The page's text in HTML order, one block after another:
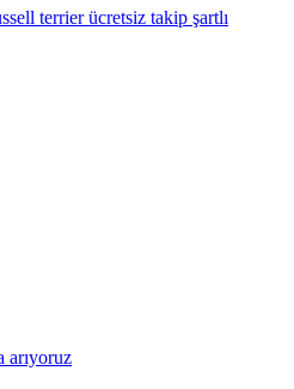
terrier ücretsiz takip şartlı
arıyoruz